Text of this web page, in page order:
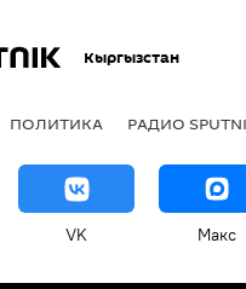
Кыргызстан
ПОЛИТИКА РАДИО
VK Макс